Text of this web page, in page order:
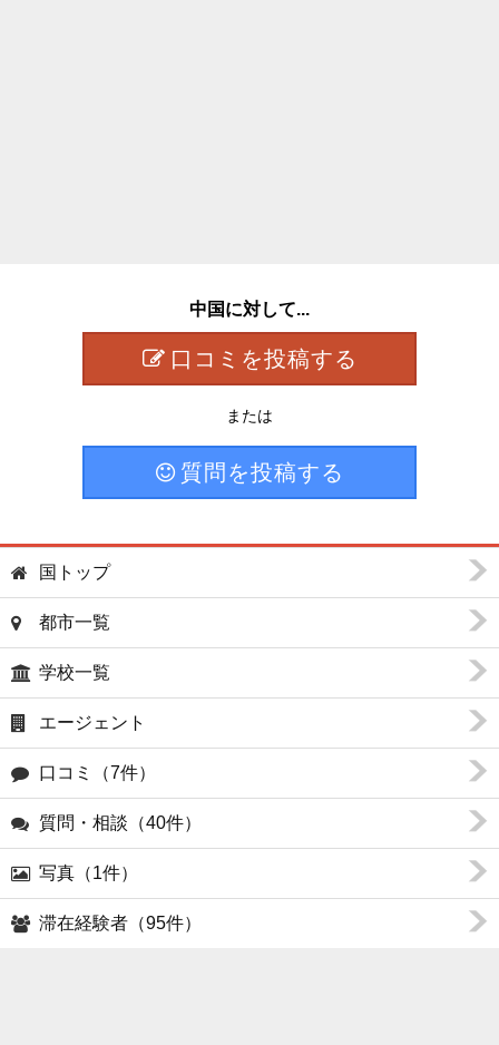
中国に対して...
口コミを投稿する
または
質問を投稿する
国トップ
都市一覧
学校一覧
エージェント
口コミ（7件）
質問・相談（40件）
写真（1件）
滞在経験者（95件）